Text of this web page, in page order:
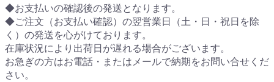
◆お支払いの確認後の発送となります。
◆ご注文（お支払い確認）の翌営業日（土・日・祝日を除
く）の発送を心がけております。
在庫状況により出荷日が遅れる場合がございます。
お急ぎの方はお電話・またはメールで納期をお問い合せくだ
さい。